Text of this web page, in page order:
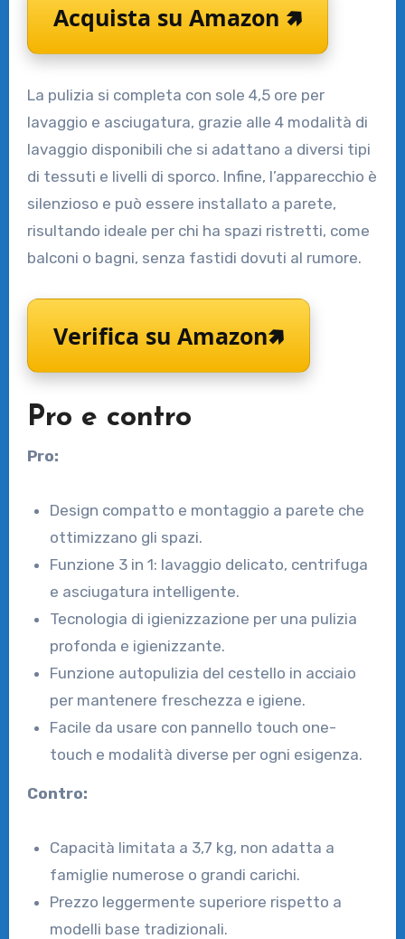
Acquista su Amazon 🢅
La pulizia si completa con sole 4,5 ore per
lavaggio e asciugatura, grazie alle 4 modalità di
lavaggio disponibili che si adattano a diversi tipi
di tessuti e livelli di sporco. Infine, l’apparecchio è
silenzioso e può essere installato a parete,
risultando ideale per chi ha spazi ristretti, come
balconi o bagni, senza fastidi dovuti al rumore.
Verifica su Amazon🢅
Pro e contro
Pro:
Design compatto e montaggio a parete che
ottimizzano gli spazi.
Funzione 3 in 1: lavaggio delicato, centrifuga
e asciugatura intelligente.
Tecnologia di igienizzazione per una pulizia
profonda e igienizzante.
Funzione autopulizia del cestello in acciaio
per mantenere freschezza e igiene.
Facile da usare con pannello touch one-
touch e modalità diverse per ogni esigenza.
Contro:
Capacità limitata a 3,7 kg, non adatta a
famiglie numerose o grandi carichi.
Prezzo leggermente superiore rispetto a
modelli base tradizionali.